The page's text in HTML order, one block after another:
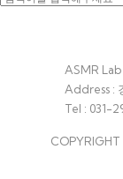
ASMR
Address :
Tel : 031-
COPYRIGHT